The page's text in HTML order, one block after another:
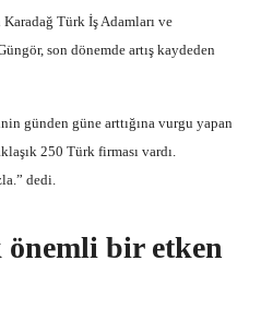
Türk İş Adamları ve
son dönemde artış kaydeden
günden güne arttığına vurgu yapan
250 Türk firması vardı.
dedi.
önemli bir etken